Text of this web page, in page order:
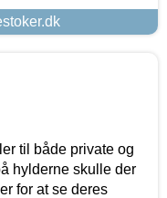
til både private og
hylderne skulle der
for at se deres